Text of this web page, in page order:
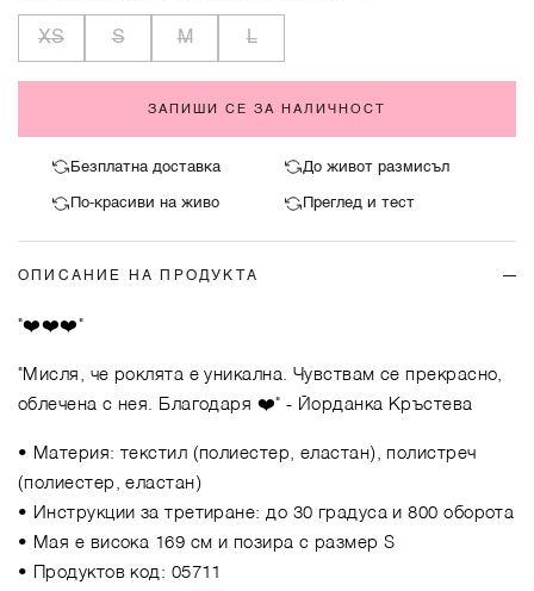
XS S M L
ЗАПИШИ СЕ ЗА НАЛИЧНОСТ
Безплатна доставка До живот размисъл
По-красиви на живо Преглед и тест
ОПИСАНИЕ НА ПРОДУКТА
"❤️❤️❤️"
"Мисля, че роклята е уникална. Чувствам се прекрасно,
облечена с нея. Благодаря ❤️" - Йорданка Кръстева
• Материя: текстил (полиестер, еластан), полистреч
(полиестер, еластан)
• Инструкции за третиране: до 30 градуса и 800 оборота
• Мая е висока 169 см и позира с размер S
• Продуктов код: 05711